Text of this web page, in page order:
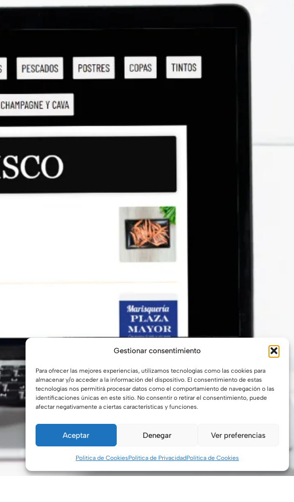
Gestionar consentimiento
Para ofrecer las mejores experiencias, utilizamos tecnologías como las cookies para
almacenar y/o acceder a la información del dispositivo. El consentimiento de estas
tecnologías nos permitirá procesar datos como el comportamiento de navegación o las
identificaciones únicas en este sitio. No consentir o retirar el consentimiento, puede
afectar negativamente a ciertas características y funciones.
Aceptar Denegar Ver preferencias
Politica de CookiesPolitica de PrivacidadPolitica de Cookies